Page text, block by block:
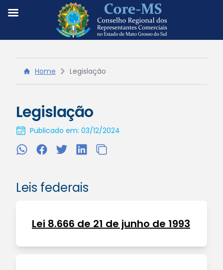
Home Legislação
Legislação
Publicado em: 03/12/2024
Leis federais
Lei 8.666 de 21 de junho de 1993